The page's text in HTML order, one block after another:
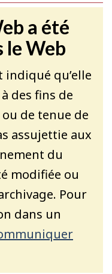
a été
le Web
indiqué qu’elle
des fins de
de tenue de
assujettie aux
du
modifiée ou
Pour
dans un